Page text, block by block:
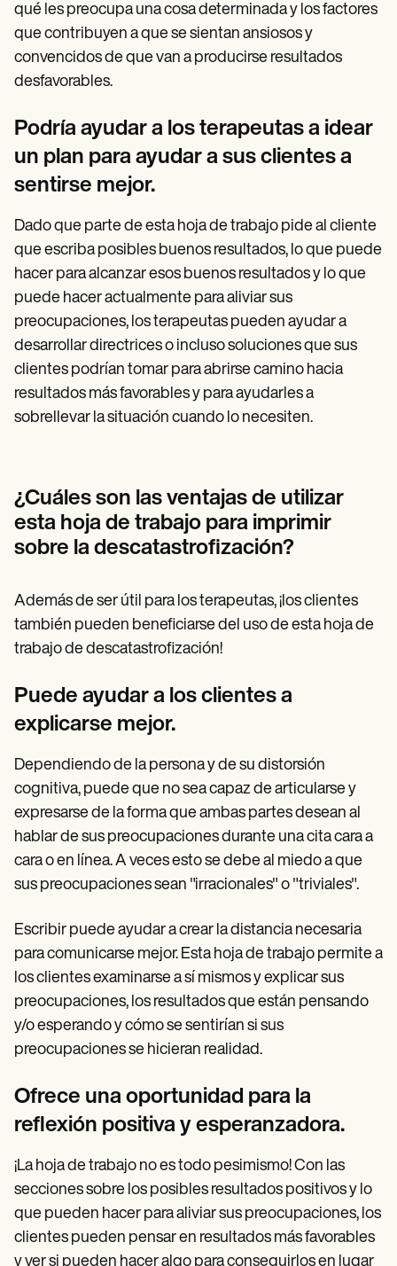
qué les preocupa una cosa determinada y los factores
que contribuyen a que se sientan ansiosos y
convencidos de que van a producirse resultados
desfavorables.
Podría ayudar a los terapeutas a idear
un plan para ayudar a sus clientes a
sentirse mejor.
Dado que parte de esta hoja de trabajo pide al cliente
que escriba posibles buenos resultados, lo que puede
hacer para alcanzar esos buenos resultados y lo que
puede hacer actualmente para aliviar sus
preocupaciones, los terapeutas pueden ayudar a
desarrollar directrices o incluso soluciones que sus
clientes podrían tomar para abrirse camino hacia
resultados más favorables y para ayudarles a
sobrellevar la situación cuando lo necesiten.
¿Cuáles son las ventajas de utilizar
esta hoja de trabajo para imprimir
sobre la descatastrofización?
Además de ser útil para los terapeutas, ¡los clientes
también pueden beneficiarse del uso de esta hoja de
trabajo de descatastrofización!
Puede ayudar a los clientes a
explicarse mejor.
Dependiendo de la persona y de su distorsión
cognitiva, puede que no sea capaz de articularse y
expresarse de la forma que ambas partes desean al
hablar de sus preocupaciones durante una cita cara a
cara o en línea. A veces esto se debe al miedo a que
sus preocupaciones sean "irracionales" o "triviales".
Escribir puede ayudar a crear la distancia necesaria
para comunicarse mejor. Esta hoja de trabajo permite a
los clientes examinarse a sí mismos y explicar sus
preocupaciones, los resultados que están pensando
y/o esperando y cómo se sentirían si sus
preocupaciones se hicieran realidad.
Ofrece una oportunidad para la
reflexión positiva y esperanzadora.
¡La hoja de trabajo no es todo pesimismo! Con las
secciones sobre los posibles resultados positivos y lo
que pueden hacer para aliviar sus preocupaciones, los
clientes pueden pensar en resultados más favorables
y ver si pueden hacer algo para conseguirlos en lugar